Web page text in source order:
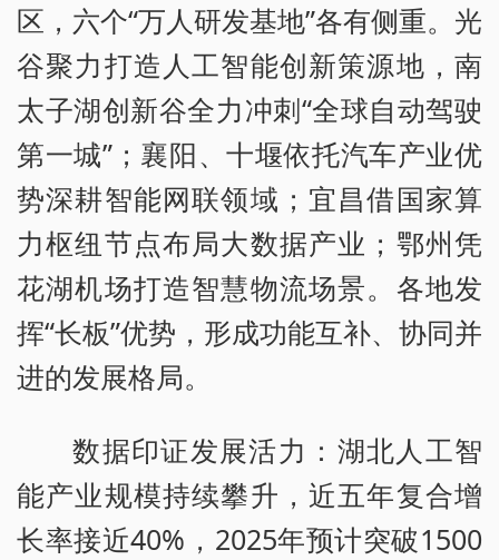
区，六个“万人研发基地”各有侧重。光
谷聚力打造人工智能创新策源地，南
太子湖创新谷全力冲刺“全球自动驾驶
第一城”；襄阳、十堰依托汽车产业优
势深耕智能网联领域；宜昌借国家算
力枢纽节点布局大数据产业；鄂州凭
花湖机场打造智慧物流场景。各地发
挥“长板”优势，形成功能互补、协同并
进的发展格局。
数据印证发展活力：湖北人工智
能产业规模持续攀升，近五年复合增
长率接近40%，2025年预计突破1500